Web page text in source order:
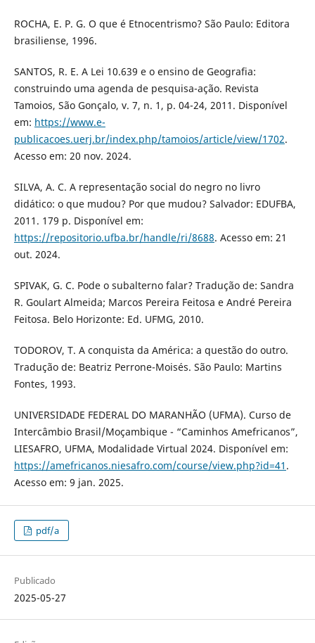
ROCHA, E. P. G. O que é Etnocentrismo? São Paulo: Editora
brasiliense, 1996.
SANTOS, R. E. A Lei 10.639 e o ensino de Geografia:
construindo uma agenda de pesquisa-ação. Revista
Tamoios, São Gonçalo, v. 7, n. 1, p. 04-24, 2011. Disponível
em: https://www.e-
publicacoes.uerj.br/index.php/tamoios/article/view/1702.
Acesso em: 20 nov. 2024.
SILVA, A. C. A representação social do negro no livro
didático: o que mudou? Por que mudou? Salvador: EDUFBA,
2011. 179 p. Disponível em:
https://repositorio.ufba.br/handle/ri/8688. Acesso em: 21
out. 2024.
SPIVAK, G. C. Pode o subalterno falar? Tradução de: Sandra
R. Goulart Almeida; Marcos Pereira Feitosa e André Pereira
Feitosa. Belo Horizonte: Ed. UFMG, 2010.
TODOROV, T. A conquista da América: a questão do outro.
Tradução de: Beatriz Perrone-Moisés. São Paulo: Martins
Fontes, 1993.
UNIVERSIDADE FEDERAL DO MARANHÃO (UFMA). Curso de
Intercâmbio Brasil/Moçambique - “Caminhos Amefricanos”,
LIESAFRO, UFMA, Modalidade Virtual 2024. Disponível em:
https://amefricanos.niesafro.com/course/view.php?id=41 .
Acesso em: 9 jan. 2025.
pdf/a
Publicado
2025-05-27